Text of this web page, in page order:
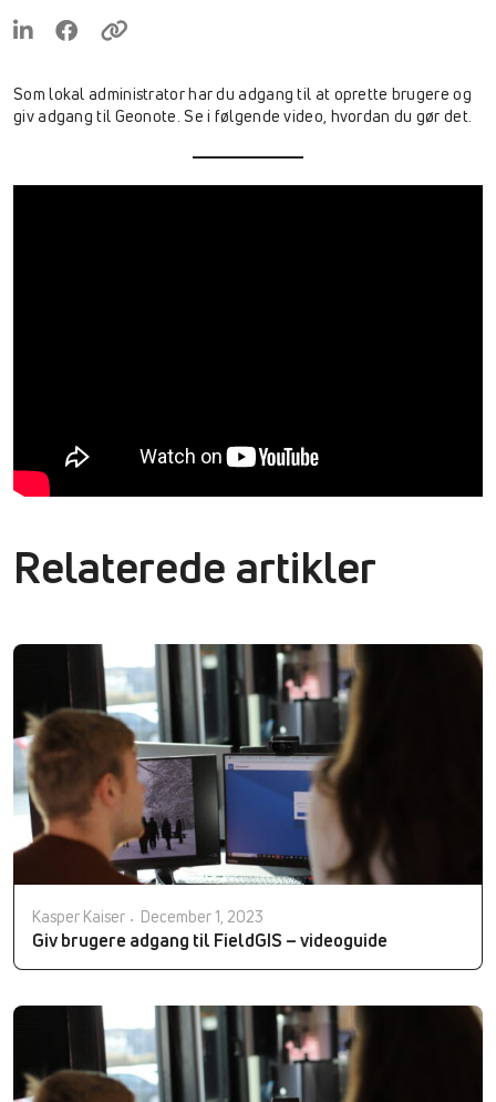
Som lokal administrator har du adgang til at oprette brugere og
giv adgang til Geonote. Se i følgende video, hvordan du gør det.
Relaterede artikler
Kasper Kaiser December 1, 2023
Giv brugere adgang til FieldGIS – videoguide